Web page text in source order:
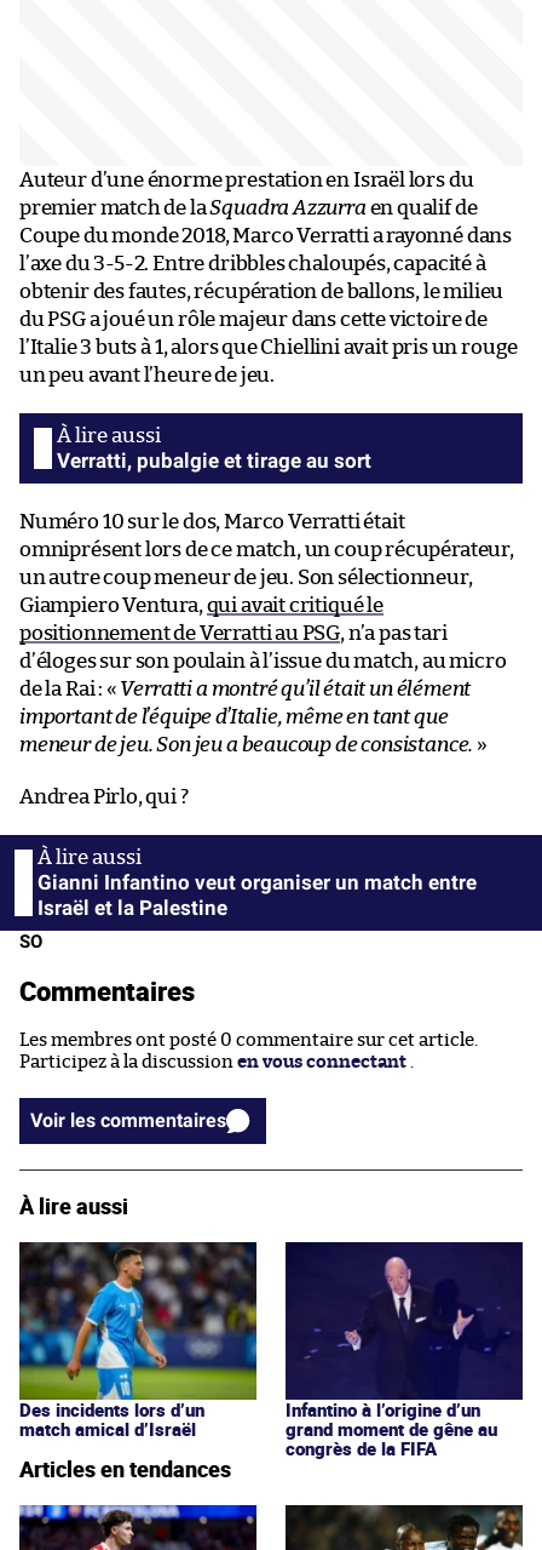
Auteur d’une énorme prestation en Israël lors du
premier match de laSquadra Azzurra en qualif de
Coupe du monde 2018, Marco Verratti a rayonné dans
l’axe du 3-5-2. Entre dribbles chaloupés, capacité à
obtenir des fautes, récupération de ballons, le milieu
du PSG a joué un rôle majeur dans cette victoire de
l’Italie 3 buts à 1, alors que Chiellini avait pris un rouge
un peu avant l’heure de jeu.
Verratti, pubalgie et tirage au sort
Numéro 10 sur le dos, Marco Verratti était
omniprésent lors de ce match, un coup récupérateur,
un autre coup meneur de jeu. Son sélectionneur,
Giampiero Ventura, qui avait critiqué le
positionnement de Verratti au PSG, n’a pas tari
d’éloges sur son poulain à l’issue du match, au micro
de la Rai : « Verratti a montré qu’il était un élément
important de l’équipe d’Italie, même en tant que
meneur de jeu. Son jeu a beaucoup de consistance. »
Andrea Pirlo, qui ?
Gianni Infantino veut organiser un match entre
Israël et la Palestine
SO
Commentaires
Les membres ont posté 0 commentaire sur cet article.
Participez à la discussion en vous connectant
Voir les commentaires
À lire aussi
Des incidents lors d’un
match amical d’Israël
Infantino à l’origine d’un
grand moment de gêne au
congrès de la FIFA
Articles en tendances